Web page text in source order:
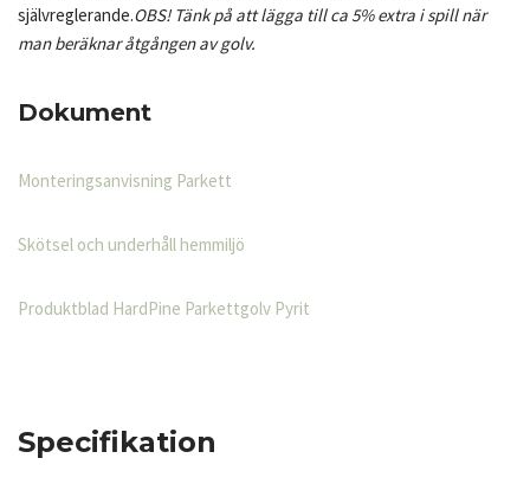
självreglerande.OBS! Tänk på att lägga till ca 5% extra i spill när
man beräknar åtgången av golv.
Dokument
Monteringsanvisning Parkett
Skötsel och underhåll hemmiljö
Produktblad HardPine Parkettgolv Pyrit
Specifikation